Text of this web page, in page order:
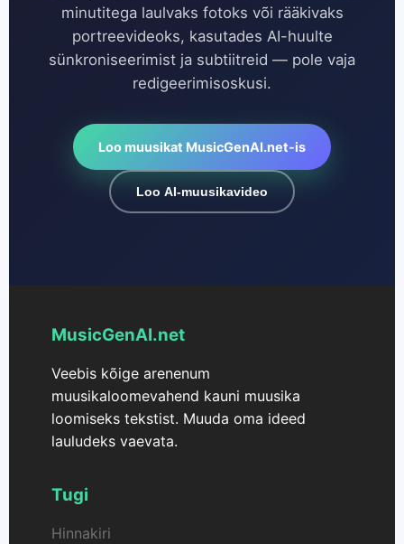
minutitega laulvaks fotoks või rääkivaks
portreevideoks, kasutades AI-huulte
sünkroniseerimist ja subtiitreid — pole vaja
redigeerimisoskusi.
Loo muusikat MusicGenAI.net-is
Loo AI-muusikavideo
MusicGenAI.net
Veebis kõige arenenum
muusikaloomevahend kauni muusika
loomiseks tekstist. Muuda oma ideed
lauludeks vaevata.
Tugi
Hinnakiri